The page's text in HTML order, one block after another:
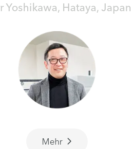
Yoshikawa, Hataya, Japan
Mehr